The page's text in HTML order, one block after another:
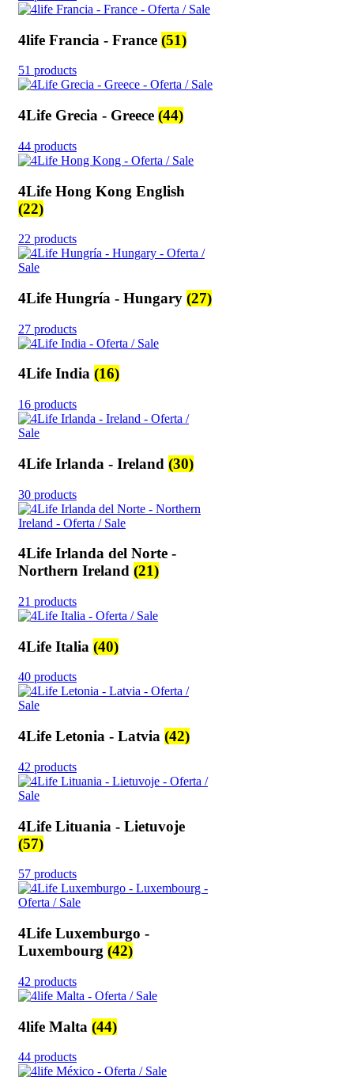
4life Francia - France (51)
51 products
4Life Grecia - Greece (44)
44 products
4Life Hong Kong English
(22)
22 products
4Life Hungría - Hungary (27)
27 products
4Life India (16)
16 products
4Life Irlanda - Ireland (30)
30 products
4Life Irlanda del Norte -
Northern Ireland (21)
21 products
4Life Italia (40)
40 products
4Life Letonia - Latvia (42)
42 products
4Life Lituania - Lietuvoje
(57)
57 products
4Life Luxemburgo -
Luxembourg (42)
42 products
4life Malta (44)
44 products